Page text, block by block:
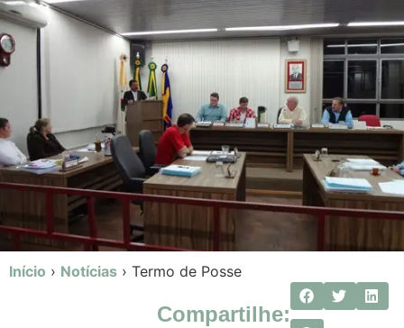
Início › Notícias › Termo de Posse
Compartilhe: